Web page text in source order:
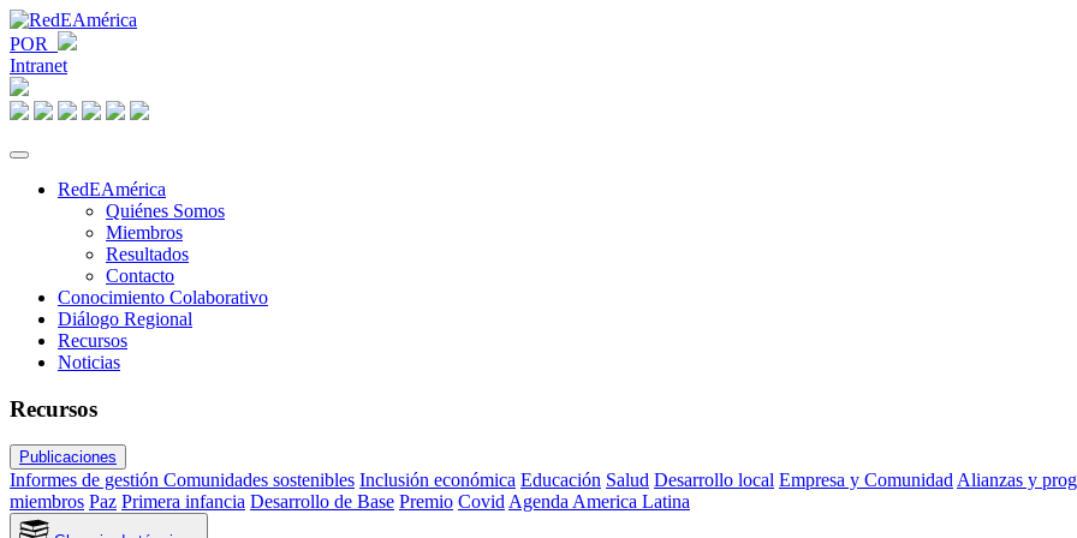
POR
Intranet
RedEAmérica
Quiénes Somos
Miembros
Resultados
Contacto
Conocimiento Colaborativo
Diálogo Regional
Recursos
Noticias
Recursos
Publicaciones
Informes de gestión Comunidades sostenibles Inclusión económica Educación Salud Desarrollo local Empresa y ComunidadAlianzas y
miembros Paz Primera infancia Desarrollo de Base Premio CovidAgenda America Latina